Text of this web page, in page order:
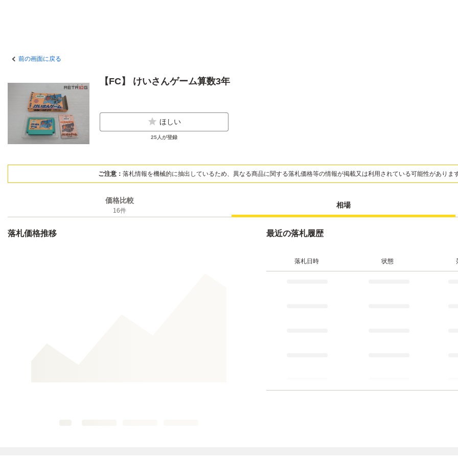
前の画面に戻る
【FC】 けいさんゲーム算数3年
ほしい
25人が登録
ご注意： 落札情報を機械的に抽出しているため、異なる商品に関する落札価格等の情報が掲載又は利用されている可能性がありま
価格比較
16件
相場
落札価格推移 最近の落札履歴
落札日時 状態